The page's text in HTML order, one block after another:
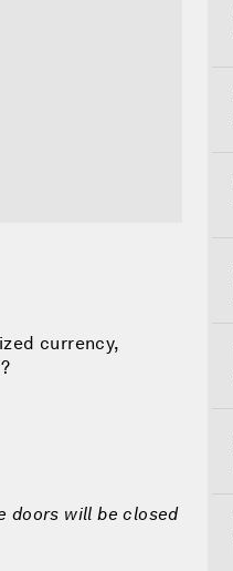
currency,
doors will be closed